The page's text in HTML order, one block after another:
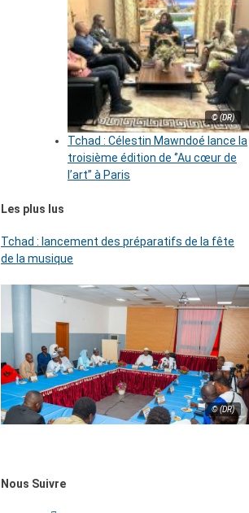
© (DR)
Tchad : Célestin Mawndoé lance la
troisième édition de ‘’Au cœur de
l’art’’ à Paris
Les plus lus
Tchad : lancement des préparatifs de la fête
de la musique
© (DR)
Nous Suivre